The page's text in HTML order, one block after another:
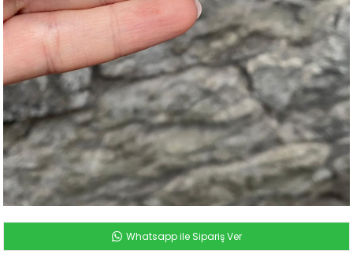
Whatsapp ile Sipariş Ver